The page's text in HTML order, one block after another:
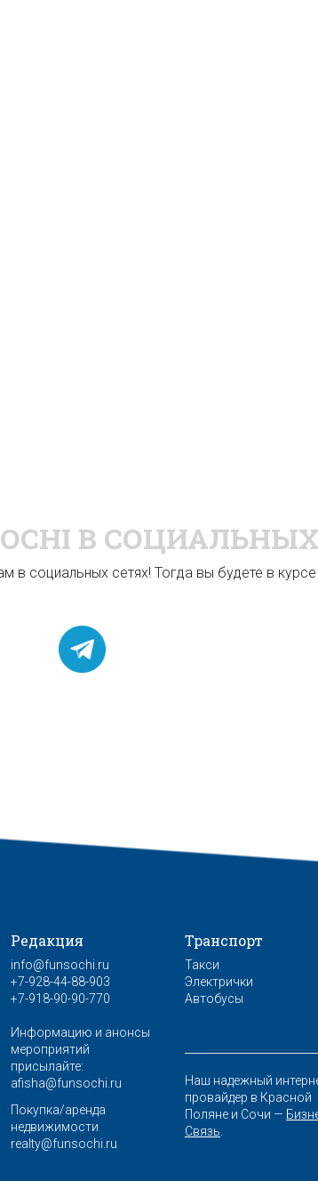
В
в социальных сетях! Тогда вы будете в курсе
Редакция
info@funsochi.ru
+7-928-44-88-903
+7-918-90-90-770
Информацию и анонсы
мероприятий
присылайте:
afisha@funsochi.ru
Покупка/аренда
недвижимости
realty@funsochi.ru
Транспорт
Такси
Электрички
Автобусы
Наш надежный
провайдер в Красной
Поляне и Сочи —
Связь